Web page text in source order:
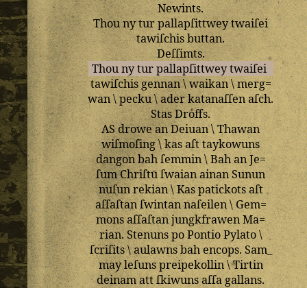
Newints.
Thounytur pallapſittweytwaiſei
tawiſchisbuttan.
Deſſimts.
Thounyturpallapſittweytwaiſei
tawiſchisgennan\waikan\merg=
wan\pecku\aderkatanaſſen aſch.
StasDroͤffs.
ASdroweanDeiuan\Thawan
wiſmoſing\kas aſttaykowuns
dangonbahſemmin\BahanJe=
ſumChriſtūſwaianainan Sunun
nuſunrekian\Kaspatickotsaſt
aſſaſtanſwintannaſeilen\Gem=
monsaſſaſtanjungkfrawen Ma=
rian.StenunspoPontioPylato\
ſcriſits\aulawnsbahencops.Sam_
mayleſunspreipekollin\Tirtin
deinamatt ſkiwunsaſſagallans.